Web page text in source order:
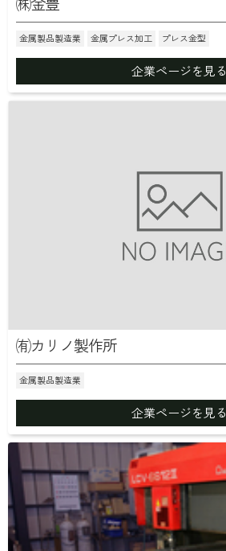
㈱金豊
金属製品製造業 金属プレス加工 プレス金型
企業ページを見る
㈲カリノ製作所
金属製品製造業
企業ページを見る